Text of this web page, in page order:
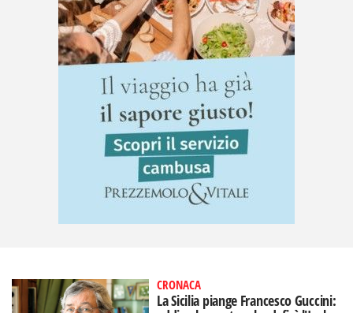
CRONACA
La Sicilia piange Francesco Guccini: